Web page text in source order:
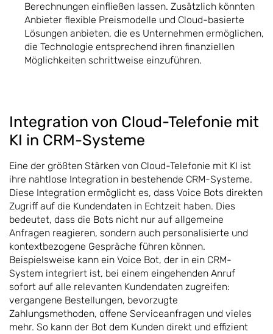
Berechnungen einfließen lassen. Zusätzlich könnten
Anbieter flexible Preismodelle und Cloud-basierte
Lösungen anbieten, die es Unternehmen ermöglichen,
die Technologie entsprechend ihren finanziellen
Möglichkeiten schrittweise einzuführen.
Integration von Cloud-Telefonie mit
KI in CRM-Systeme
Eine der größten Stärken von Cloud-Telefonie mit KI ist
ihre nahtlose Integration in bestehende CRM-Systeme.
Diese Integration ermöglicht es, dass Voice Bots direkten
Zugriff auf die Kundendaten in Echtzeit haben. Dies
bedeutet, dass die Bots nicht nur auf allgemeine
Anfragen reagieren, sondern auch personalisierte und
kontextbezogene Gespräche führen können.
Beispielsweise kann ein Voice Bot, der in ein CRM-
System integriert ist, bei einem eingehenden Anruf
sofort auf alle relevanten Kundendaten zugreifen:
vergangene Bestellungen, bevorzugte
Zahlungsmethoden, offene Serviceanfragen und vieles
mehr. So kann der Bot dem Kunden direkt und effizient